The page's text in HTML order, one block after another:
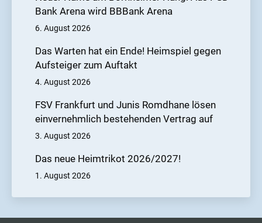
Bank Arena wird BBBank Arena
6. August 2026
Das Warten hat ein Ende! Heimspiel gegen
Aufsteiger zum Auftakt
4. August 2026
FSV Frankfurt und Junis Romdhane lösen
einvernehmlich bestehenden Vertrag auf
3. August 2026
Das neue Heimtrikot 2026/2027!
1. August 2026